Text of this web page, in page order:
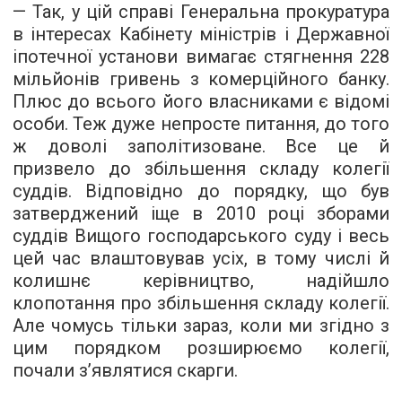
— Так, у цій справі Генеральна прокуратура
в інтересах Кабінету міністрів і Державної
іпотечної установи вимагає стягнення 228
мільйонів гривень з комерційного банку.
Плюс до всього його власниками є відомі
особи. Теж дуже непросте питання, до того
ж доволі заполітизоване. Все це й
призвело до збільшення складу колегії
суддів. Відповідно до порядку, що був
затверджений іще в 2010 році зборами
суддів Вищого господарського суду і весь
цей час влаштовував усіх, в тому числі й
колишнє керівництво, надійшло
клопотання про збільшення складу колегії.
Але чомусь тільки зараз, коли ми згідно з
цим порядком розширюємо колегії,
почали з’являтися скарги.